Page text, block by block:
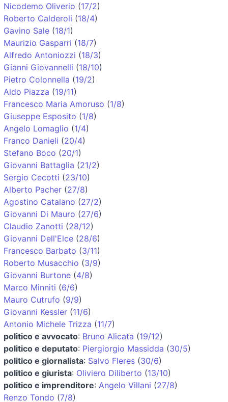
Nicodemo Oliverio (17/2)
Roberto Calderoli (18/4)
Gavino Sale (18/1)
Maurizio Gasparri (18/7)
Alfredo Antoniozzi (18/3)
Gianni Giovannelli (18/10)
Pietro Colonnella (19/2)
Aldo Piazza (19/11)
Francesco Maria Amoruso (1/8)
Giuseppe Esposito (1/8)
Angelo Lomaglio (1/4)
Franco Danieli (20/4)
Stefano Boco (20/1)
Giovanni Battaglia (21/2)
Sergio Cecotti (23/10)
Alberto Pacher (27/8)
Agostino Catalano (27/2)
Giovanni Di Mauro (27/6)
Claudio Zanotti (28/12)
Giovanni Dell'Elce (28/6)
Francesco Barbato (3/11)
Roberto Musacchio (3/9)
Giovanni Burtone (4/8)
Marco Minniti (6/6)
Mauro Cutrufo (9/9)
Giovanni Kessler (11/6)
Antonio Michele Trizza (11/7)
politico e avvocato: Bruno Alicata (19/12)
politico e deputato: Piergiorgio Massidda (30/5)
politico e giornalista: Salvo Fleres (30/6)
politico e giurista: Oliviero Diliberto (13/10)
politico e imprenditore: Angelo Villani (27/8)
Renzo Tondo (7/8)